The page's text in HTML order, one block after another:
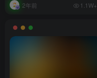
2年前 1.1W+